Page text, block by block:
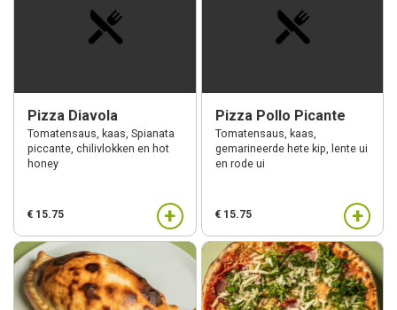
Pizza Diavola
Tomatensaus, kaas, Spianata
piccante, chilivlokken en hot
honey
€ 15.75 +
Pizza Pollo Picante
Tomatensaus, kaas,
gemarineerde hete kip, lente ui
en rode ui
€ 15.75 +